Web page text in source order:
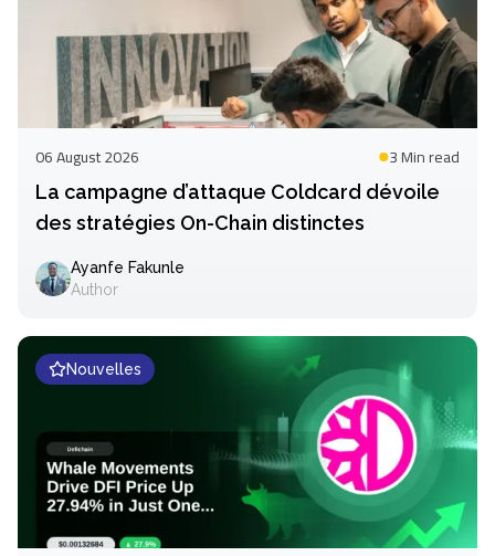
06 August 2026 3 Minread
La campagne d’attaque Coldcard dévoile
des stratégies On-Chain distinctes
Ayanfe Fakunle
Author
Nouvelles